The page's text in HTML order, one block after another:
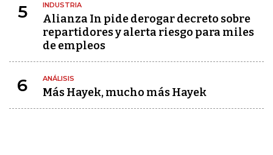
5 INDUSTRIA
Alianza In pide derogar decreto sobre
repartidores y alerta riesgo para miles
de empleos
6 ANÁLISIS
Más Hayek, mucho más Hayek